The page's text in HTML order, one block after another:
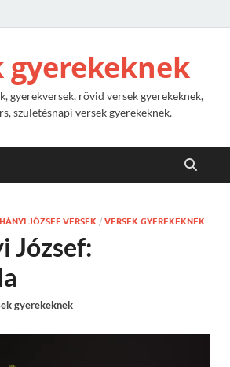
gyerekeknek
gyerekversek, rövid versek gyerekeknek,
születésnapi versek gyerekeknek.
JÓZSEF VERSEK / VERSEK GYEREKEKNEK
József:
gyerekeknek